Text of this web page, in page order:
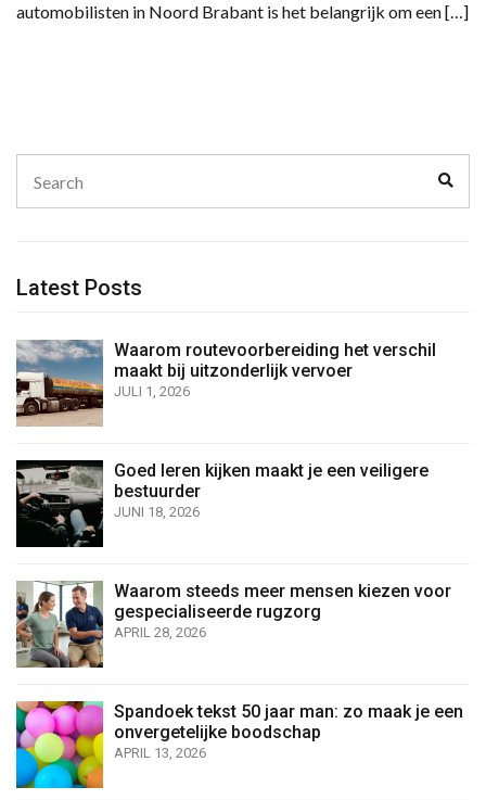
automobilisten in Noord Brabant is het belangrijk om een […]
for:
Latest Posts
Waarom routevoorbereiding het verschil
maakt bij uitzonderlijk vervoer
JULI 1, 2026
Goed leren kijken maakt je een veiligere
bestuurder
JUNI 18, 2026
Waarom steeds meer mensen kiezen voor
gespecialiseerde rugzorg
APRIL 28, 2026
Spandoek tekst 50 jaar man: zo maak je een
onvergetelijke boodschap
APRIL 13, 2026